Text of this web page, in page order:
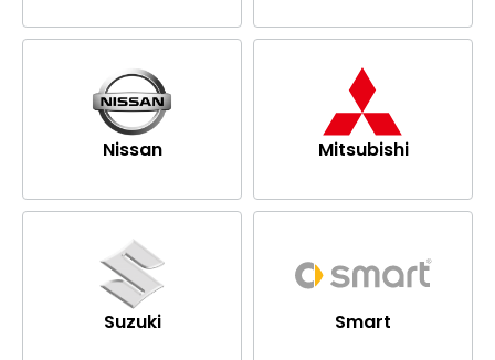
Nissan Mitsubishi
Suzuki Smart